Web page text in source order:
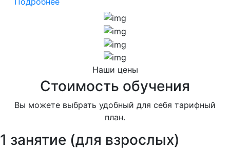
Наши цены
Стоимость обучения
Вы можете выбрать удобный для себя тарифный
план.
1 занятие (для взрослых)